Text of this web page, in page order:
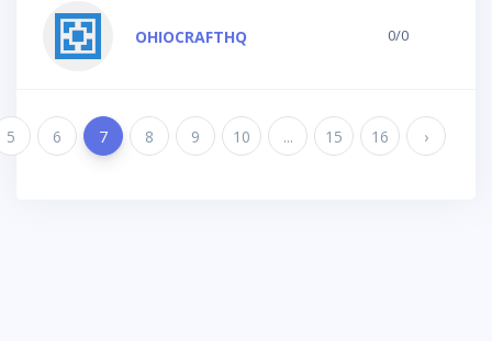
OHIOCRAFTHQ 0/0
5 6 7 8 9 10 ... 15 16 ›